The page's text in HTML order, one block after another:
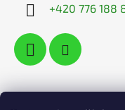
+420 776 188